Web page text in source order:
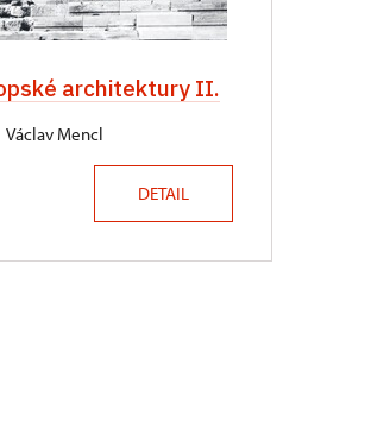
architektury II.
Václav Mencl
DETAIL